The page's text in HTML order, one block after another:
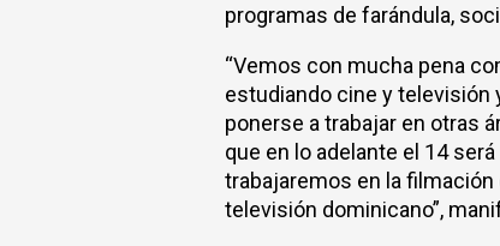
programas de farándula,
“Vemos con mucha pena
estudiando cine y televisión
ponerse a trabajar en otras
que en lo adelante el 14
trabajaremos en la filmación
televisión dominicano”,